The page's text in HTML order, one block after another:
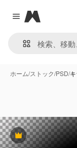
Close menu
Magnific
ホーム/ストック/PSD/
Premium